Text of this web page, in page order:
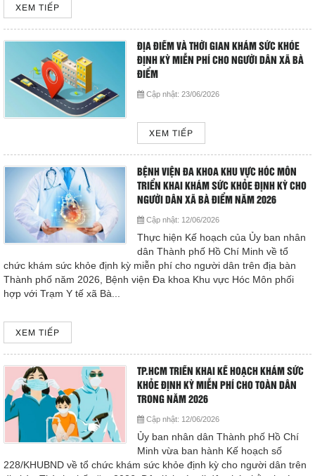
XEM TIẾP
ĐỊA ĐIỂM VÀ THỜI GIAN KHÁM SỨC KHỎE
ĐỊNH KỲ MIỄN PHÍ CHO NGƯỜI DÂN XÃ BÀ
ĐIỂM
Cập nhật: 23/06/2026
XEM TIẾP
BỆNH VIỆN ĐA KHOA KHU VỰC HÓC MÔN
TRIỂN KHAI KHÁM SỨC KHỎE ĐỊNH KỲ CHO
NGƯỜI DÂN XÃ BÀ ĐIỂM NĂM 2026
Cập nhật: 12/06/2026
Thực hiện Kế hoạch của Ủy ban nhân
dân Thành phố Hồ Chí Minh về tổ
chức khám sức khỏe định kỳ miễn phí cho người dân trên địa bàn
Thành phố năm 2026, Bệnh viện Đa khoa Khu vực Hóc Môn phối
hợp với Trạm Y tế xã Bà...
XEM TIẾP
TP.HCM TRIỂN KHAI KẾ HOẠCH KHÁM SỨC
KHỎE ĐỊNH KỲ MIỄN PHÍ CHO TOÀN DÂN
TRONG NĂM 2026
Cập nhật: 12/06/2026
Ủy ban nhân dân Thành phố Hồ Chí
Minh vừa ban hành Kế hoạch số
228/KHUBND về tổ chức khám sức khỏe định kỳ cho người dân trên